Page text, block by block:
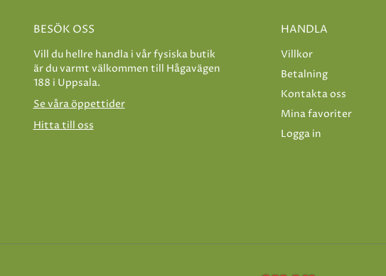
BESÖK OSS
Vill du hellre handla i vår fysiska butik
är du varmt välkommen till Hågavägen
188 i Uppsala.
Se våra öppettider
Hitta till oss
HANDLA
Villkor
Betalning
Kontakta oss
Mina favoriter
Logga in